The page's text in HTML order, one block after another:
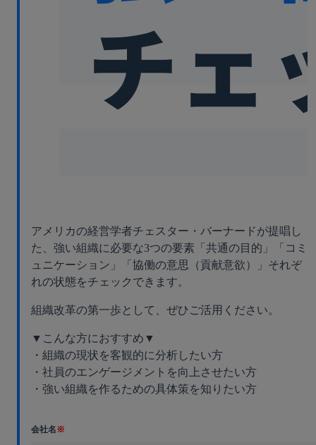
アメリカの経営学者チェスター・バーナードが提唱し
た、強い組織に必要な3つの要素「共通の目的」「コミ
ュニケーション」「協働の意思（貢献意欲）」それぞ
れの状態をチェックできます。
組織改革の第一歩として、ぜひご活用ください。
▼こんな方におすすめ▼
・組織の現状を客観的に分析したい方
・社員のエンゲージメントを向上させたい方
・強い組織を作るための具体策を知りたい方
会社名※